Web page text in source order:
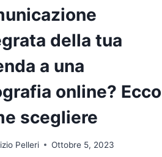
della tua
a una
online? Ecco
scegliere
Pelleri Ottobre 5, 2023